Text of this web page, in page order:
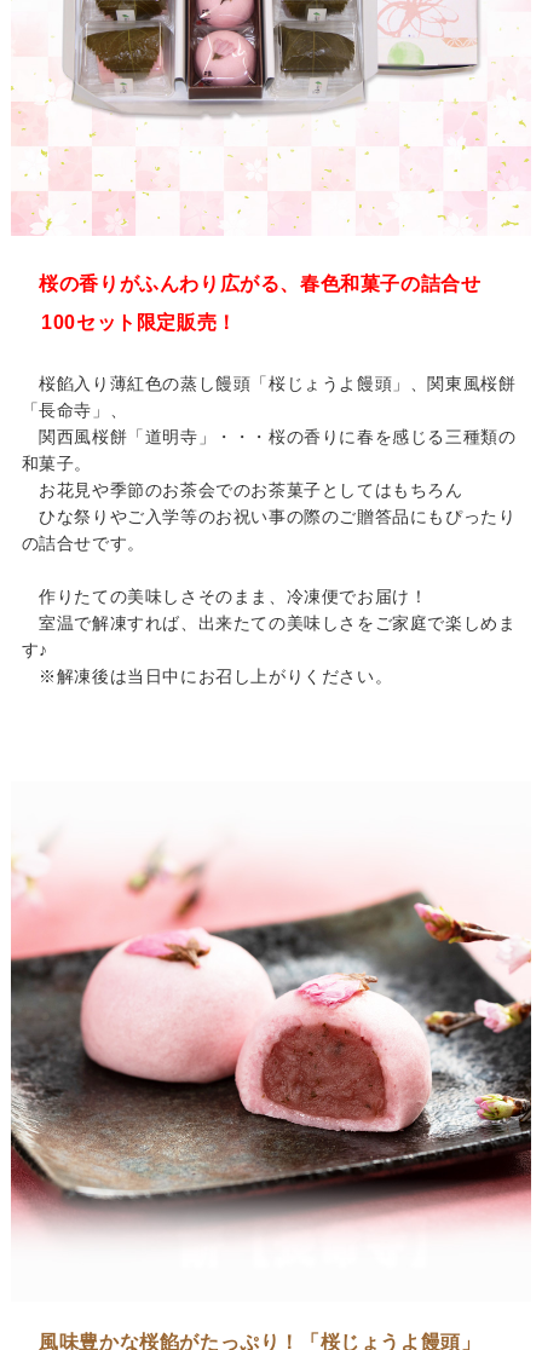
桜の香りがふんわり広がる、春色和菓子の詰合せ
100セット限定販売！
桜餡入り薄紅色の蒸し饅頭「桜じょうよ饅頭」、関東風桜餅
「長命寺」、
関西風桜餅「道明寺」・・・桜の香りに春を感じる三種類の
和菓子。
お花見や季節のお茶会でのお茶菓子としてはもちろん
ひな祭りやご入学等のお祝い事の際のご贈答品にもぴったり
の詰合せです。
作りたての美味しさそのまま、冷凍便でお届け！
室温で解凍すれば、出来たての美味しさをご家庭で楽しめま
す♪
※解凍後は当日中にお召し上がりください。
風味豊かな桜餡がたっぷり！「桜じょうよ饅頭」